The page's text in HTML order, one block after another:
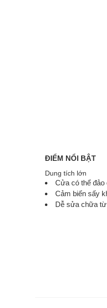
ĐIỂM NỔI BẬT
Dung tích lớn
Cửa có thể đảo
Cảm biến sấy
Dễ sửa chữa